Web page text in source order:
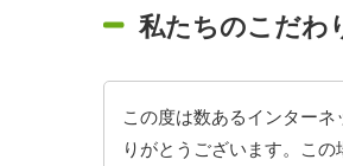
私たちのこだわ
この度は数あるインター
りがとうございます。こ